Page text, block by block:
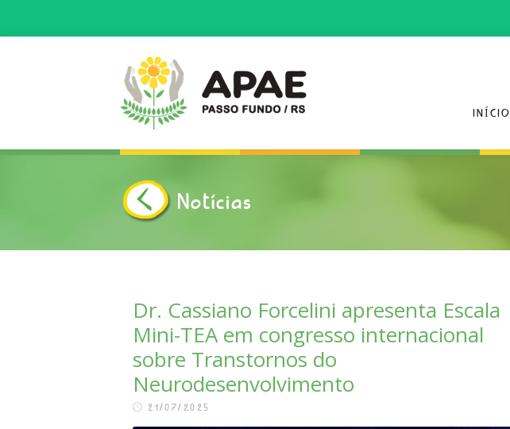
INÍCIO
COMO ATUAMOS
NOTÍCIAS
APOIE
FALE CONOSCO
Notícias
Dr. Cassiano Forcelini apresenta Escala
Mini-TEA em congresso internacional
sobre Transtornos do
Neurodesenvolvimento
21/07/2025